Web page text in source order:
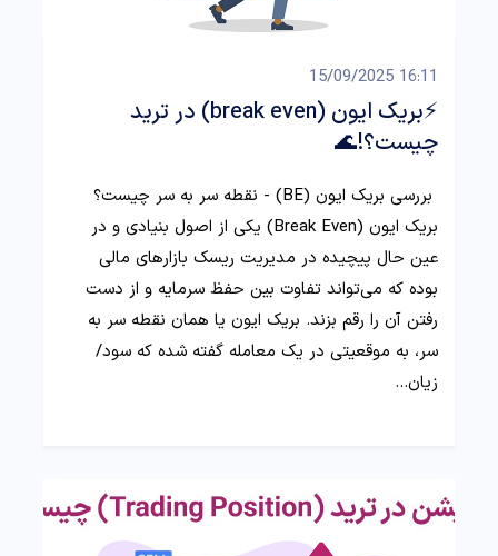
16:11 15/09/2025
⚡بریک ایون (break even) در ترید
چیست؟!🌊
بررسی بریک ایون (BE) - نقطه سر به سر چیست؟
بریک ایون (Break Even) یکی از اصول بنیادی و در
عین حال پیچیده در مدیریت ریسک بازارهای مالی
بوده که می‌تواند تفاوت بین حفظ سرمایه و از دست
رفتن آن را رقم بزند. بریک ایون یا همان نقطه سر به
سر، به موقعیتی در یک معامله گفته شده که سود/
زیان…